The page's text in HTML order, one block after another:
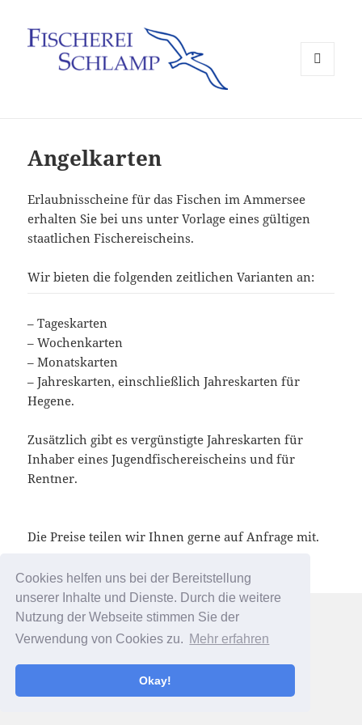
Cookies helfen uns bei der Bereitstellung
unserer Inhalte und Dienste. Durch die weitere
Nutzung der Webseite stimmen Sie der
Verwendung von Cookies zu. Mehr erfahren
Okay!
Angelkarten
Erlaubnisscheine für das Fischen im Ammersee
erhalten Sie bei uns unter Vorlage eines gültigen
staatlichen Fischereischeins.
Wir bieten die folgenden zeitlichen Varianten an:
– Tageskarten
– Wochenkarten
– Monatskarten
– Jahreskarten, einschließlich Jahreskarten für
Hegene.
Zusätzlich gibt es vergünstigte Jahreskarten für
Inhaber eines Jugendfischereischeins und für
Rentner.
Die Preise teilen wir Ihnen gerne auf Anfrage mit.